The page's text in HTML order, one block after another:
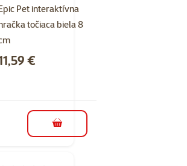
Pet interaktívna
točiaca biela 8
€
do košíka